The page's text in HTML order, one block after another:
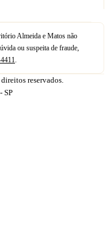
Almeida e Matos não
ou suspeita de fraude,
reservados.
SP